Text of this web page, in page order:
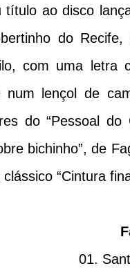
título ao disco
do
com uma letra
num lençol de
do “Pessoal
bichinho”, de
“Cintura
01.